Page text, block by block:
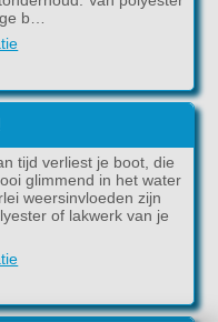
b…
tijd verliest je boot, die
glimmend in het water
weersinvloeden zijn
of lakwerk van je